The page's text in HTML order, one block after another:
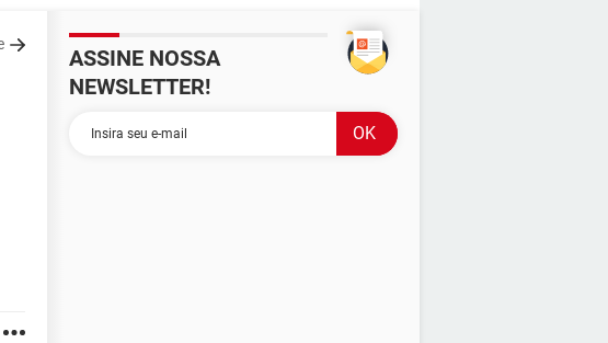
ASSINE NOSSA
NEWSLETTER!